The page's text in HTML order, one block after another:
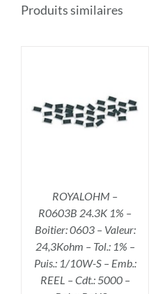
Produits similaires
ROYALOHM –
R0603B 24.3K 1% –
Boitier: 0603 – Valeur:
24,3Kohm – Tol.: 1% –
Puis.: 1/10W-S – Emb.:
REEL – Cdt.: 5000 –
AJOUTER AU PANIER
/
DÉTAILS